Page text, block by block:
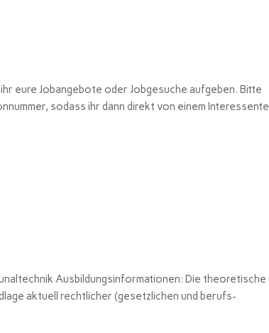
eure Jobangebote oder Jobgesuche aufgeben. Bitte
sodass ihr dann direkt von einem
Ausbildungsinformationen: Die theoretische
aktuell rechtlicher (gesetzlichen und berufs-